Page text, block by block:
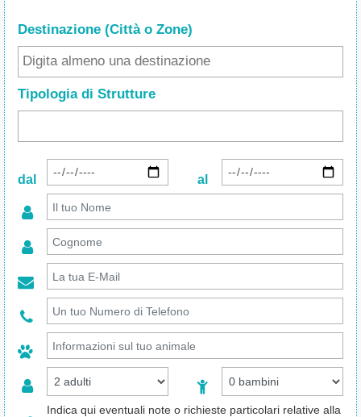
Destinazione (Città o Zone)
Tipologia di Strutture
dal al
Indica qui eventuali note o richieste particolari relative alla